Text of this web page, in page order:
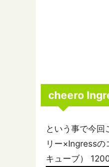
cheero
という事で今
リー×Ingress
キューブ）